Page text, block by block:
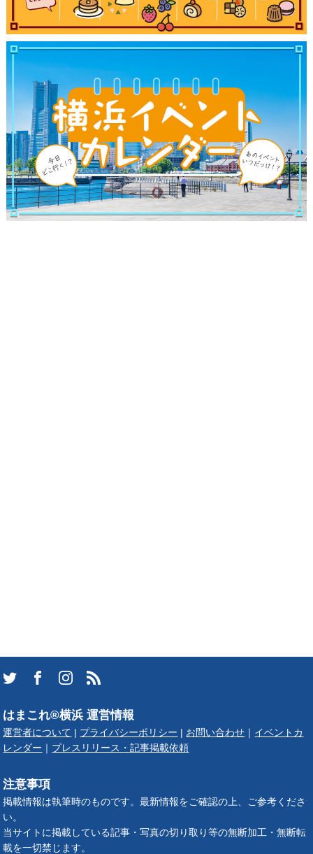
はまこれ®横浜 運営情報
運営者について プライバシーポリシー お問い合わせ
イベントカ
レンダー
プレスリリース・記事掲載依頼
注意事項
掲載情報は執筆時のものです。最新情報をご確認の上、ご参考くださ
い。
当サイトに掲載している記事・写真の切り取り等の無断加工・無断転
載を一切禁じます。